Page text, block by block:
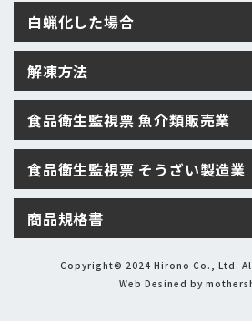
白蝋化した場合
解凍方法
食品衛生監視票 魚介類販売業
食品衛生監視票 そうざい製造業
商品規格書
Copyright© 2024 Hirono Co., Ltd.
Web Desined by